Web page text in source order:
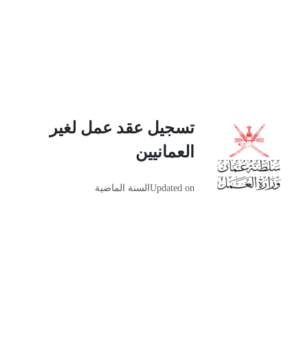
تسجيل عقد عمل لغير
العمانيين
Updated on السنة الماضية